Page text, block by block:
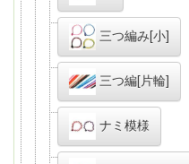
三つ編み[小]
三つ編[片輪]
ナミ模様